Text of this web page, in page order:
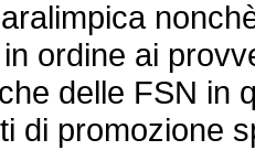
ordine ai
delle FSN in
di promozione